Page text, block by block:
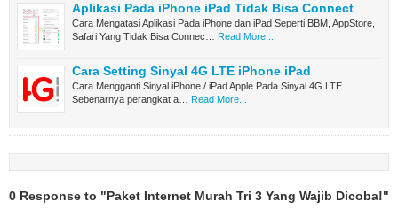
Aplikasi Pada iPhone iPad Tidak Bisa Connect
Cara Mengatasi Aplikasi Pada iPhone dan iPad Seperti BBM, AppStore,
Safari Yang Tidak Bisa Connec…
Read More...
Cara Setting Sinyal 4G LTE iPhone iPad
Cara Mengganti Sinyal iPhone / iPad Apple Pada Sinyal 4G LTE
Sebenarnya perangkat a…
Read More...
0 Response to "Paket Internet Murah Tri 3 Yang Wajib Dicoba!"